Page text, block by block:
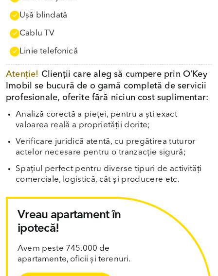
Uşă blindată
Cablu TV
Linie telefonică
Atenție! Clienții care aleg să cumpere prin O’Key
Imobil se bucură de o gamă completă de servicii
profesionale, oferite fără niciun cost suplimentar:
Analiză corectă a pieței, pentru a ști exact
valoarea reală a proprietății dorite;
Verificare juridică atentă, cu pregătirea tuturor
actelor necesare pentru o tranzacție sigură;
Spațiul perfect pentru diverse tipuri de activități
comerciale, logistică, cât și producere etc.
Vreau apartament în
ipotecă!
Avem peste 745.000 de
apartamente, oficii și terenuri.